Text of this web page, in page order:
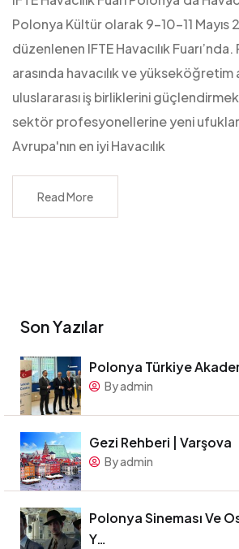
Polonya Kültür olarak 9-10-11
düzenlenen IFTE Havacılık
arasında havacılık ve yükseköğretim
uluslararası iş birliklerini
sektör profesyonellerine yeni ufuklar
Avrupa'nın en iyi Havacılık
Read More
Son Yazılar
Polonya Türkiye
By admin
Gezi Rehberi | Varşova
By admin
Polonya Sineması Ve
Y…